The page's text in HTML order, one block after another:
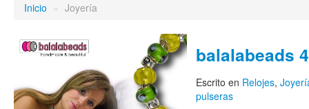
Inicio » Joyería
balalabeads
Escrito en Relojes,
pulseras